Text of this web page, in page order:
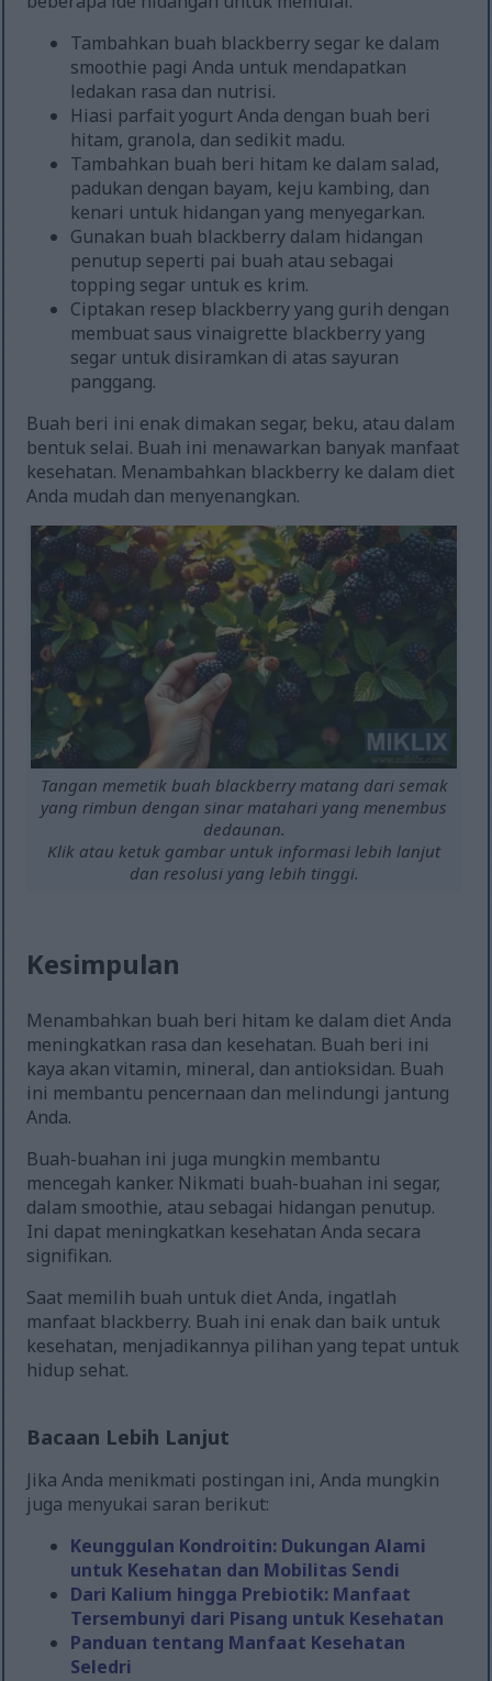
Tambahkan buah blackberry segar ke dalam
smoothie pagi Anda untuk mendapatkan
ledakan rasa dan nutrisi.
Hiasi parfait yogurt Anda dengan buah beri
hitam, granola, dan sedikit madu.
Tambahkan buah beri hitam ke dalam salad,
padukan dengan bayam, keju kambing, dan
kenari untuk hidangan yang menyegarkan.
Gunakan buah blackberry dalam hidangan
penutup seperti pai buah atau sebagai
topping segar untuk es krim.
Ciptakan resep blackberry yang gurih dengan
membuat saus vinaigrette blackberry yang
segar untuk disiramkan di atas sayuran
panggang.
Buah beri ini enak dimakan segar, beku, atau dalam
bentuk selai. Buah ini menawarkan banyak manfaat
kesehatan. Menambahkan blackberry ke dalam diet
Anda mudah dan menyenangkan.
Tangan memetik buah blackberry matang dari semak
yang rimbun dengan sinar matahari yang menembus
dedaunan.
Klik atau ketuk gambar untuk informasi lebih lanjut
dan resolusi yang lebih tinggi.
Kesimpulan
Menambahkan buah beri hitam ke dalam diet Anda
meningkatkan rasa dan kesehatan. Buah beri ini
kaya akan vitamin, mineral, dan antioksidan. Buah
ini membantu pencernaan dan melindungi jantung
Anda.
Buah-buahan ini juga mungkin membantu
mencegah kanker. Nikmati buah-buahan ini segar,
dalam smoothie, atau sebagai hidangan penutup.
Ini dapat meningkatkan kesehatan Anda secara
signifikan.
Saat memilih buah untuk diet Anda, ingatlah
manfaat blackberry. Buah ini enak dan baik untuk
kesehatan, menjadikannya pilihan yang tepat untuk
hidup sehat.
Bacaan Lebih Lanjut
Jika Anda menikmati postingan ini, Anda mungkin
juga menyukai saran berikut:
Keunggulan Kondroitin: Dukungan Alami
untuk Kesehatan dan Mobilitas Sendi
Dari Kalium hingga Prebiotik: Manfaat
Tersembunyi dari Pisang untuk Kesehatan
Panduan tentang Manfaat Kesehatan
Seledri